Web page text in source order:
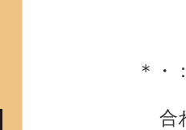
＊・
合